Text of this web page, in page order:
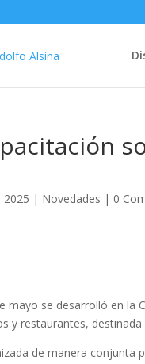
2025 | Novedades | 0
mayo se desarrolló en la
y restaurantes,
de manera conjunta